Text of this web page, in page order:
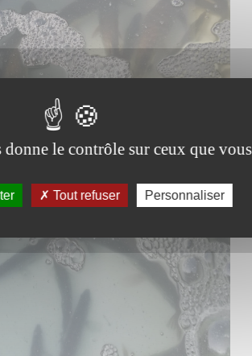
le contrôle sur ceux que
Tout refuser Personnaliser